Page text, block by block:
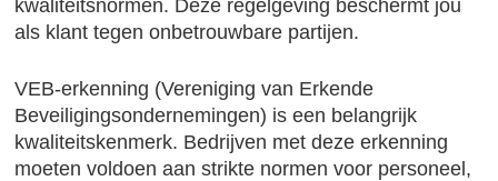
kwaliteitsnormen. Deze regelgeving beschermt jou
als klant tegen onbetrouwbare partijen.
VEB-erkenning (Vereniging van Erkende
Beveiligingsondernemingen) is een belangrijk
kwaliteitskenmerk. Bedrijven met deze erkenning
moeten voldoen aan strikte normen voor personeel,